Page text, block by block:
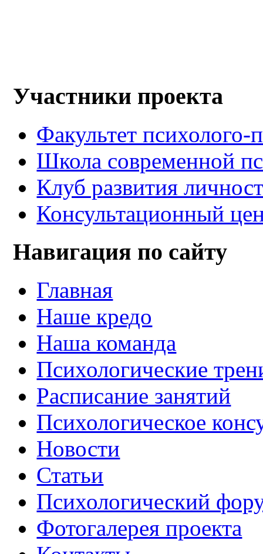
Участники проекта
Факультет психолого-
Школа современной
Клуб развития
Консультационный
Навигация по сайту
Главная
Наше кредо
Наша команда
Психологические
Расписание занятий
Психологическое
Новости
Статьи
Психологический
Фотогалерея проекта